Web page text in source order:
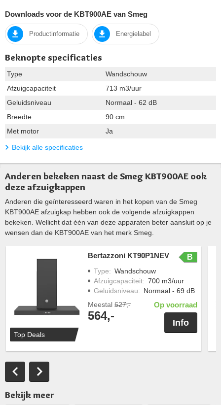
Downloads voor de KBT900AE van Smeg
Productinformatie Energielabel
Beknopte specificaties
Type
Wandschouw
Afzuigcapaciteit
713 m3/uur
Geluidsniveau
Normaal - 62 dB
Breedte
90 cm
Met motor
Ja
Bekijk alle specificaties
Anderen bekeken naast de Smeg KBT900AE ook
deze afzuigkappen
Anderen die geïnteresseerd waren in het kopen van de Smeg
KBT900AE afzuigkap hebben ook de volgende afzuigkappen
bekeken. Wellicht dat één van deze apparaten beter aansluit op je
wensen dan de KBT900AE van het merk Smeg.
Top Deals
Bertazzoni KT90P1NEV B
Type: Wandschouw
Afzuigcapaciteit: 700 m3/uur
Geluidsniveau: Normaal - 69 dB
Meestal 627,-
564,-
Op voorraad
Info
Bekijk meer